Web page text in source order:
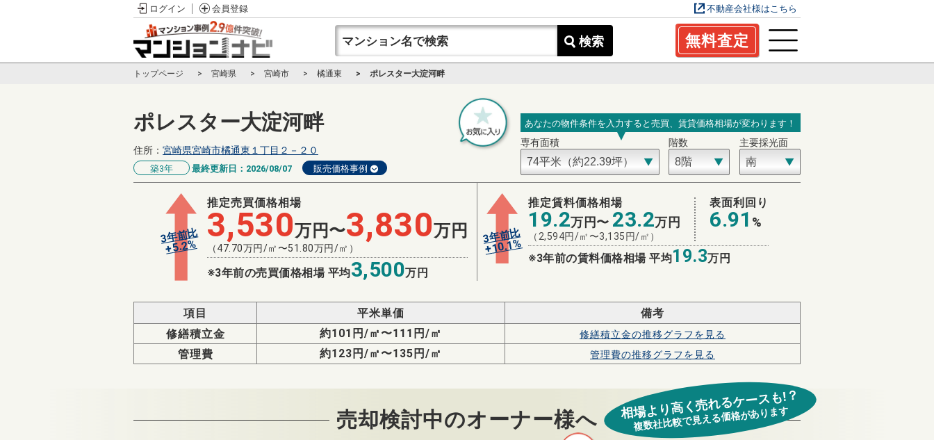
ログイン 会員登録 不動産会社様はこちら
検索 無料査定
トップページ 宮崎県 宮崎市 橘通東 ポレスター大淀河畔
ポレスター大淀河畔
住所： 宮崎県宮崎市橘通東１丁目２－２０
築3年 最終更新日： 2026/08/07 販売価格事例
あなたの物件条件を入力すると売買、賃貸価格相場が変わります！
専有面積 階数 主要採光面
3年前比
+5.2%
推定売買価格相場
3,530万円〜3,830万円
（47.70万円/㎡〜51.80万円/㎡）
※3年前の売買価格相場 平均3,500万円
3年前比
+10.1%
推定賃料価格相場
19.2万円〜 23.2万円
（ 2,594円/㎡〜3,135 円/㎡）
表面利回り
6.91 %
※3年前の賃料価格相場 平均19.3万円
項目 平米単価
備考
修繕積立金
約101円/㎡〜111円/㎡ 修繕積立金の推移グラフを見る
管理費 約123円/㎡〜135円/㎡ 管理費の推移グラフを見る
売却検討中のオーナー様へ 相場より高く売れるケースも!？
複数社比較で見える価格があります